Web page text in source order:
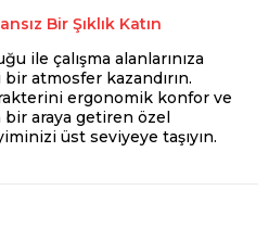
Bir Şıklık Katın
ile çalışma alanlarınıza
atmosfer kazandırın.
ergonomik konfor ve
araya getiren özel
üst seviyeye taşıyın.